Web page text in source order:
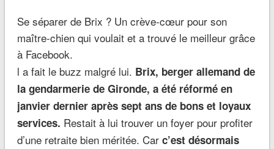
Se séparer de Brix ? Un crève-cœur pour son
maître-chien qui voulait et a trouvé le meilleur grâce
à Facebook.
l a fait le buzz malgré lui. Brix, berger allemand de
la gendarmerie de Gironde, a été réformé en
janvier dernier après sept ans de bons et loyaux
services. Restait à lui trouver un foyer pour profiter
d’une retraite bien méritée. Car c’est désormais